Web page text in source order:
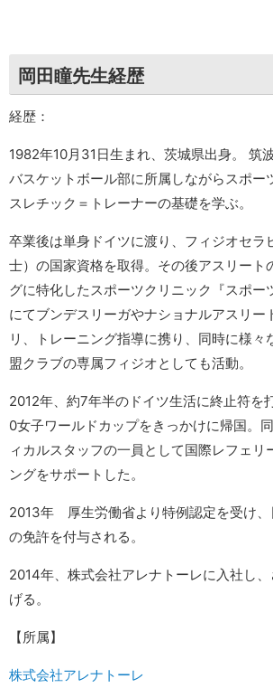
岡田瞳先生経歴
経歴：
1982年10月31日生まれ、茨城県出身。 筑
バスケットボール部に所属しながらスポー
スレチック＝トレーナーの基礎を学ぶ。
卒業後は単身ドイツに渡り、フィジオセラ
士）の国家資格を取得。その後アスリート
グに特化したスポーツクリニック『スポー
にてブンデスリーガやナショナルアスリー
リ、トレーニング指導に携り、同時に様々
盟クラブの専属フィジオとしても活動。
2012年、約7年半のドイツ生活に終止符を
0女子ワールドカップをきっかけに帰国。
ィカルスタッフの一員として国際レフェリ
ングをサポートした。
2013年 厚生労働省より特例認定を受け、
の免許を付与される。
2014年、株式会社アレナトーレに入社し
げる。
【所属】
株式会社アレナトーレ